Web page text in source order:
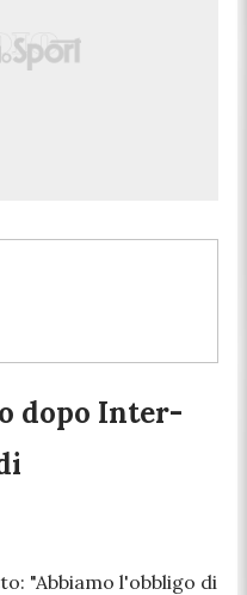
dopo Inter-
"Abbiamo l'obbligo di